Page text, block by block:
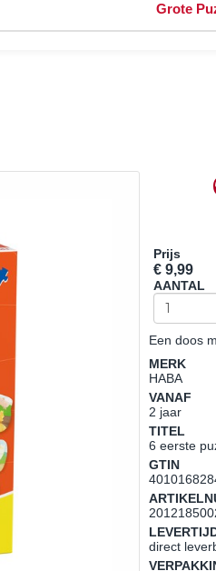
Grote
Prijs
€ 9,99
AANTAL
Een doos
MERK
HABA
VANAF
2 jaar
TITEL
6 eerste
GTIN
direct